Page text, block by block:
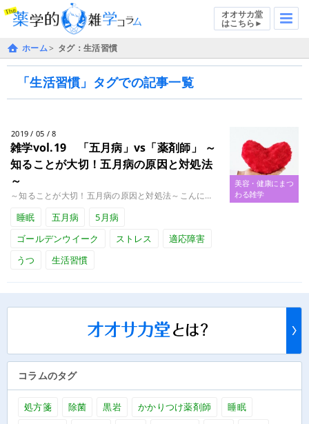
オオサカ堂
はこちら►
ホーム タグ：生活習慣
「生活習慣」タグでの記事一覧
美容・健康にまつ
わる雑学
2019 / 05 / 8
雑学vol.19 「五月病」vs「薬剤師」
～
知ることが大切！五月病の原因と対処法
～
～知ることが大切！五月病の原因と対処法～こんにちは。薬剤師の鈴木です。 天皇陛下の皇位継承に伴って、今年のゴールデンウイ........
睡眠 五月病
5月病
ゴールデンウイーク
ストレス
適応障害
うつ
生活習慣
コラムのタグ
処方箋 除菌 黒岩 かかりつけ薬剤師
睡眠